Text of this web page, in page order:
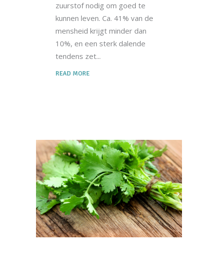
zuurstof nodig om goed te
kunnen leven. Ca. 41% van de
mensheid krijgt minder dan
10%, en een sterk dalende
tendens zet
READ MORE